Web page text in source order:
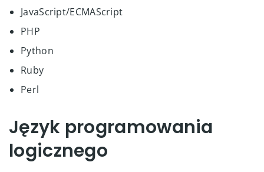
JavaScript/ECMAScript
PHP
Python
Ruby
Perl
Język programowania
logicznego